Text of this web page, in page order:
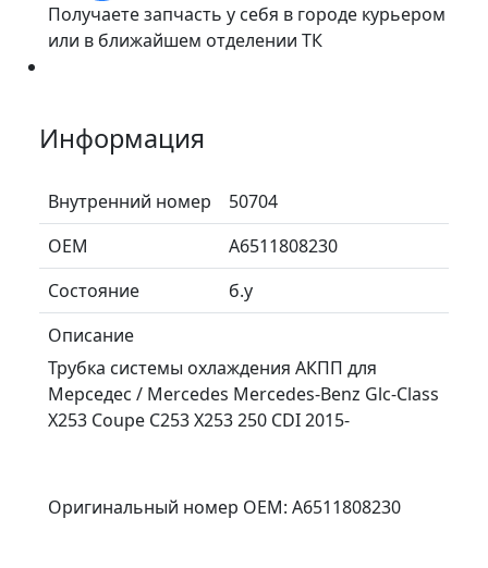
Получаете запчасть у себя в городе курьером
или в ближайшем отделении ТК
Информация
Внутренний номер
50704
ОЕМ
A6511808230
Состояние
б.у
Описание
Трубка системы охлаждения АКПП для
Мерседес / Mercedes Mercedes-Benz Glc-Class
X253 Coupe C253 X253 250 CDI 2015-
Оригинальный номер OEM: A6511808230